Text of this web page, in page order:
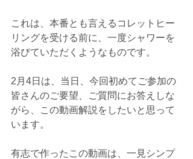
これは、本番とも言えるコレットヒー
リングを受ける前に、一度シャワーを
浴びていただくようなものです。
2月4日は、当日、今回初めてご参加の
皆さんのご要望、ご質問にお答えしな
がら、この動画解説をしたいと思って
います。
有志で作ったこの動画は、一見シンプ